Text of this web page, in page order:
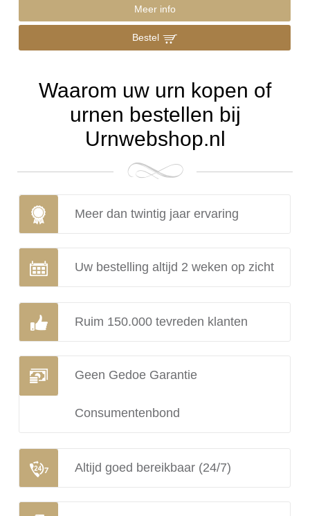
Meer info
Bestel
Waarom uw urn kopen of
urnen bestellen bij
Urnwebshop.nl
Meer dan twintig jaar ervaring
Uw bestelling altijd 2 weken op zicht
Ruim 150.000 tevreden klanten
Geen Gedoe Garantie
Consumentenbond
Altijd goed bereikbaar (24/7)